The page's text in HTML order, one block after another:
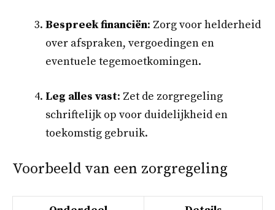
Bespreek financiën: Zorg voor helderheid
over afspraken, vergoedingen en
eventuele tegemoetkomingen.
Leg alles vast: Zet de zorgregeling
schriftelijk op voor duidelijkheid en
toekomstig gebruik.
Voorbeeld van een zorgregeling